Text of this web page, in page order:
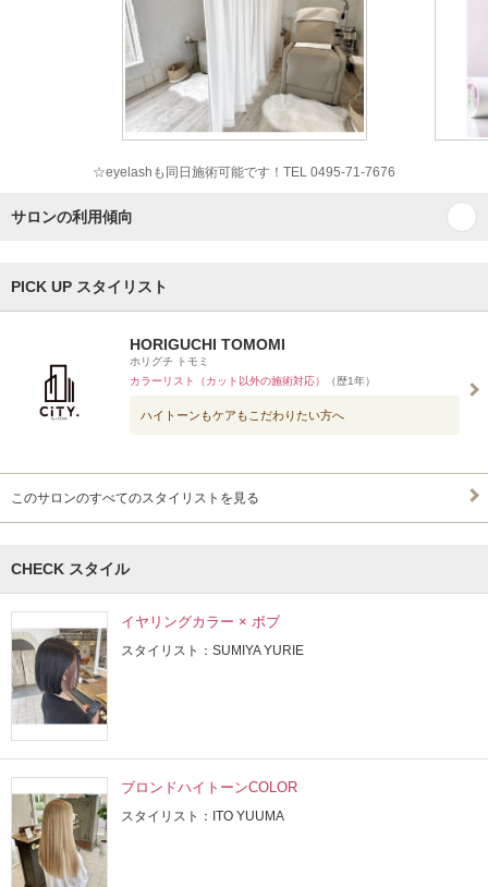
☆eyelashも同日施術可能です！TEL 0495-71-7676
サロンの利用傾向
PICK UP スタイリスト
HORIGUCHI TOMOMI
ホリグチ トモミ
カラーリスト（カット以外の施術対応）
（歴1年）
ハイトーンもケアもこだわりたい方へ
このサロンのすべてのスタイリストを見る
CHECK スタイル
イヤリングカラー × ボブ
スタイリスト：SUMIYA YURIE
ブロンドハイトーンCOLOR
スタイリスト：ITO YUUMA